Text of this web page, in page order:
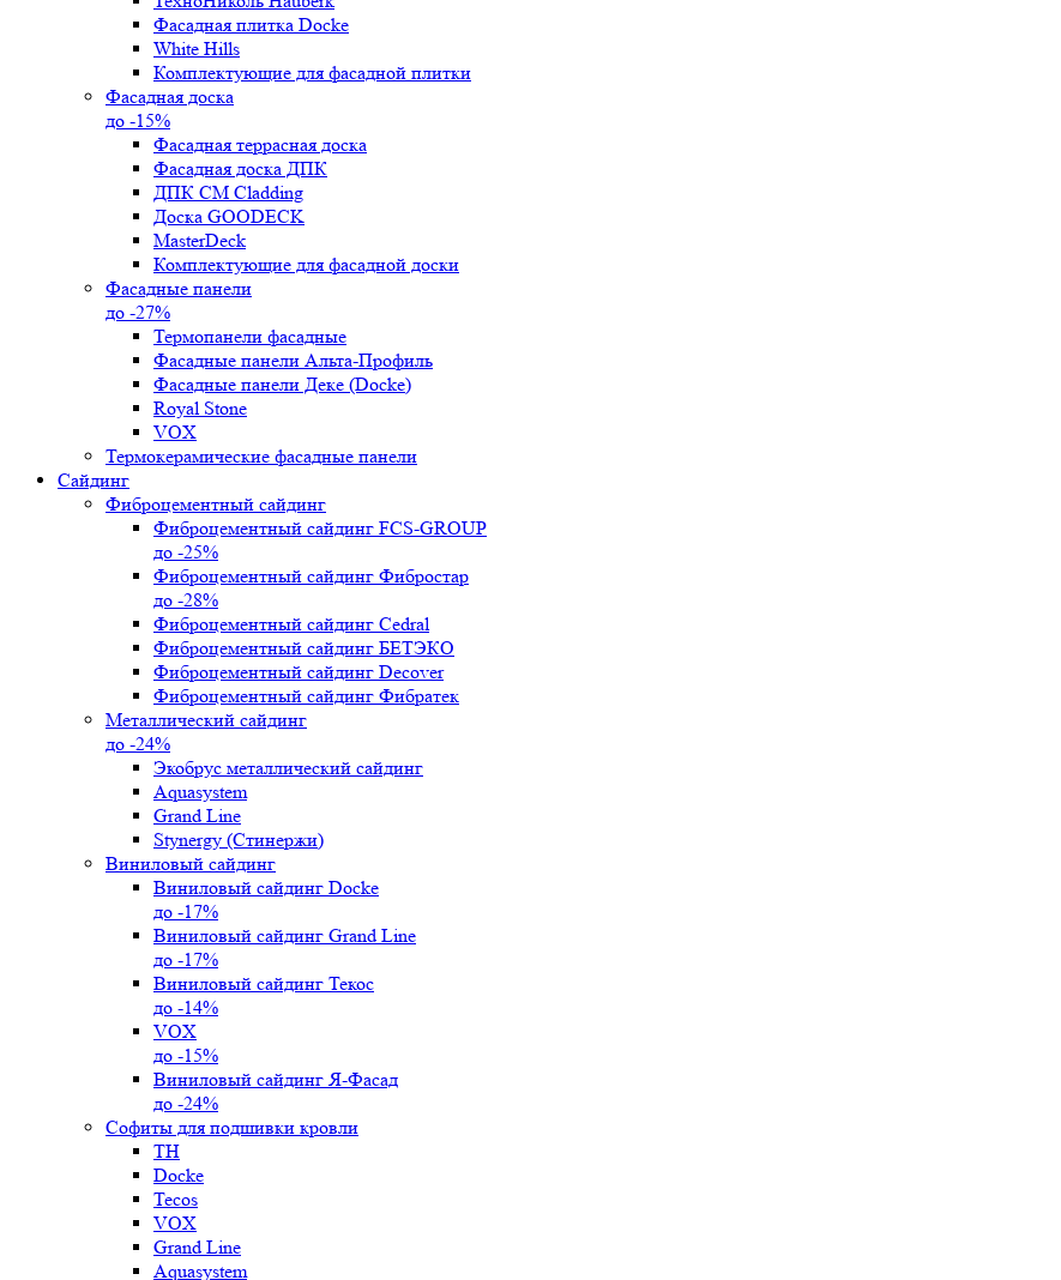
Фасадная плитка Docke
White Hills
Комплектующие для фасадной плитки
Фасадная доска
до -15%
Фасадная террасная доска
Фасадная доска ДПК
ДПК CM Cladding
Доска GOODECK
MasterDeck
Комплектующие для фасадной доски
Фасадные панели
до -27%
Термопанели фасадные
Фасадные панели Альта-Профиль
Фасадные панели Деке (Docke)
Royal Stone
VOX
Термокерамические фасадные панели
Сайдинг
Фиброцементный сайдинг
Фиброцементный сайдинг FCS-GROUP
до -25%
Фиброцементный сайдинг Фибростар
до -28%
Фиброцементный сайдинг Cedral
Фиброцементный сайдинг БЕТЭКО
Фиброцементный сайдинг Decover
Фиброцементный сайдинг Фибратек
Металлический сайдинг
до -24%
Экобрус металлический сайдинг
Aquasystem
Grand Line
Stynergy (Стинержи)
Виниловый сайдинг
Виниловый сайдинг Docke
до -17%
Виниловый сайдинг Grand Line
до -17%
Виниловый сайдинг Текос
до -14%
VOX
до -15%
Виниловый сайдинг Я-Фасад
до -24%
Софиты для подшивки кровли
ТН
Docke
Tecos
VOX
Grand Line
Aquasystem